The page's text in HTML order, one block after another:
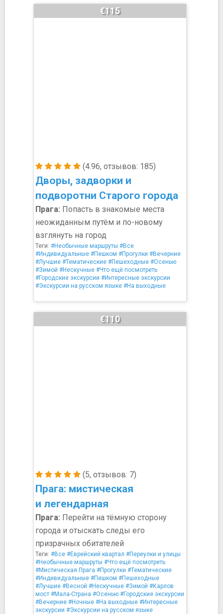
(4.96, отзывов: 185)
Дворы, задворки и
подворотни Старого города
€115
Прага: Попасть в знакомые места
неожиданным путём и по-новому
взглянуть на город
Теги: #Необычные маршруты #Все
#Индивидуальные #Пешком #Прогулки #Вечерние
#Лучшие #Тематические #Пешеходные #Осенью
#Зимой #Нескучные #Что ещё посмотреть
#Городские экскурсии #Интересные экскурсии
#Экскурсии на русском языке #На выходные
(5, отзывов: 7)
Прага: мистическая
и легендарная
€110
Прага: Перейти на тёмную сторону
города и отыскать следы его
призрачных обитателей
Теги: #Все #Еврейский квартал #Переулки и улицы
#Необычные маршруты #Что ещё посмотреть
#Мистическая Прага #Прогулки #Тематические
#Индивидуальные #Пешком #Пешеходные
#Лучшие #Весной #Нескучные #Зимой #Карлов
мост #Мала-Страна #Осенью #Городские экскурсии
#Вечерние #Ночные #На выходные #Интересные
экскурсии #Экскурсии на русском языке